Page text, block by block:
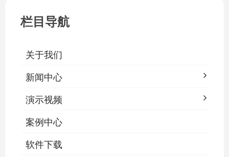
栏目导航
关于我们
新闻中心
演示视频
案例中心
软件下载